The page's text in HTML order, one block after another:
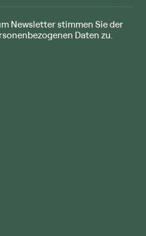
Newsletter stimmen Sie der
Daten zu.